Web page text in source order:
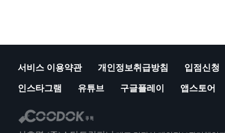
서비스 이용약관 개인정보취급방침 입점신청
인스타그램 유튜브 구글플레이 앱스토어